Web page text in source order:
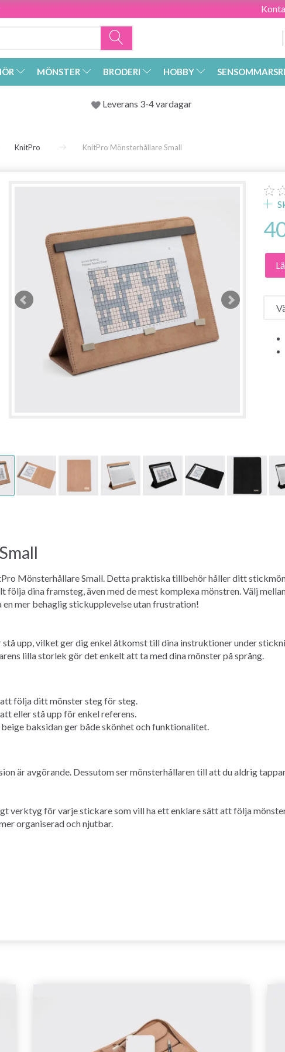
MÖNSTER BRODERI HOBBY
Leverans 3-4 vardagar
KnitPro KnitPro Mönsterhållare Small
Mönsterhållare Small. Detta praktiska tillbehör håller ditt
följa dina framsteg, även med de mest komplexa mönstren. Välj
mer behaglig stickupplevelse utan frustration!
upp, vilket ger dig enkel åtkomst till dina instruktioner under
lilla storlek gör det enkelt att ta med dina mönster på språng.
följa ditt mönster steg för steg.
eller stå upp för enkel referens.
baksidan ger både skönhet och funktionalitet.
är avgörande. Dessutom ser mönsterhållaren till att du aldrig
verktyg för varje stickare som vill ha ett enklare sätt att följa
organiserad och njutbar.